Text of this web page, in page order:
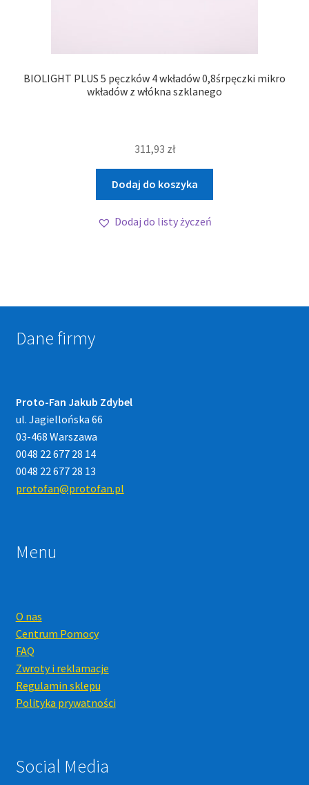
BIOLIGHT PLUS 5 pęczków 4 wkładów 0,8śrpęczki mikro
wkładów z włókna szklanego
311,93 zł
Dodaj do koszyka
Dodaj do listy życzeń
Dane firmy
Proto-Fan Jakub Zdybel
ul. Jagiellońska 66
03-468 Warszawa
0048 22 677 28 14
0048 22 677 28 13
protofan@protofan.pl
Menu
O nas
Centrum Pomocy
FAQ
Zwroty i reklamacje
Regulamin sklepu
Polityka prywatności
Social Media